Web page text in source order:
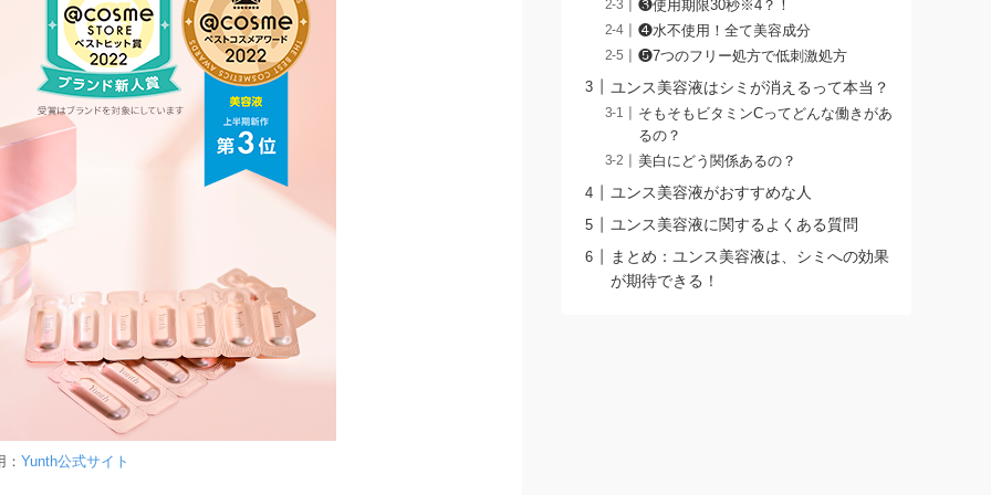
： Yunth公式サイト
❸使用期限30秒※4？！
❹水不使用！全て美容成分
❺7つのフリー処方で低刺激処方
ユンス美容液はシミが消えるって本当？
そもそもビタミンCってどんな働きがあ
るの？
美白にどう関係あるの？
ユンス美容液がおすすめな人
ユンス美容液に関するよくある質問
まとめ：ユンス美容液は、シミへの効果
が期待できる！